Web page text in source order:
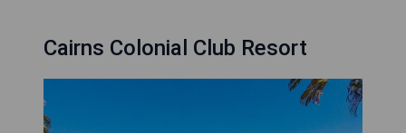
Cairns Colonial Club Resort